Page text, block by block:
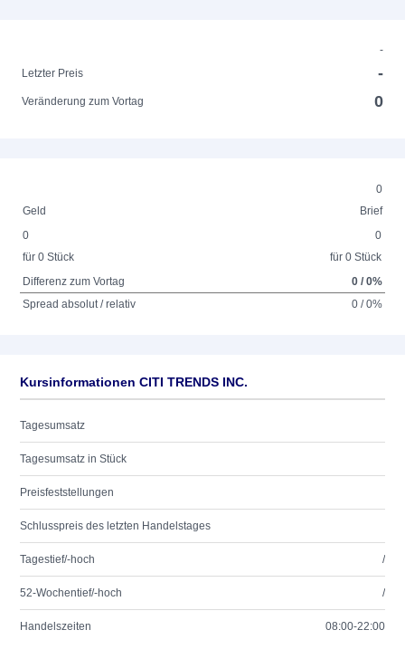
-
Letzter Preis
-
Veränderung zum Vortag 0
0
Geld
Brief
0
für 0 Stück
0
für 0 Stück
Differenz zum Vortag
0 / 0%
Spread absolut / relativ
0 / 0%
Kursinformationen CITI TRENDS INC.
Tagesumsatz
Tagesumsatz in Stück
Preisfeststellungen
Schlusspreis des letzten Handelstages
Tagestief/-hoch /
52-Wochentief/-hoch /
Handelszeiten 08:00-22:00